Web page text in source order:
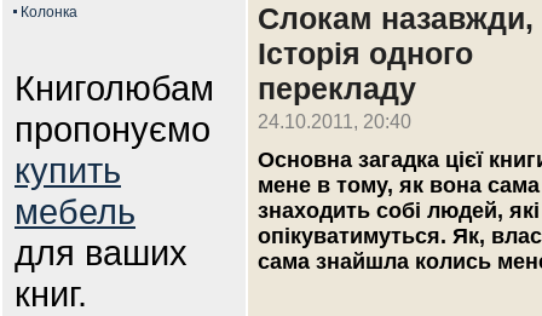
Колонка
Книголюбам
пропонуємо
купить
мебель
для ваших
книг.
Слокам назавжди,
Історія одного
перекладу
24.10.2011, 20:40
Основна загадка цієї
мене в тому, як вона сама
знаходить собі людей,
опікуватимуться. Як,
сама знайшла колись